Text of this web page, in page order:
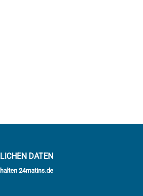
DATEN
24matins.de